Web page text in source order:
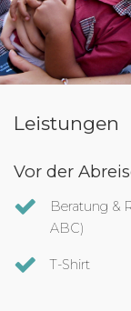
Leistungen
Vor der
Beratung &
ABC)
T-Shirt